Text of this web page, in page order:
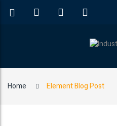
Home Element Blog Post